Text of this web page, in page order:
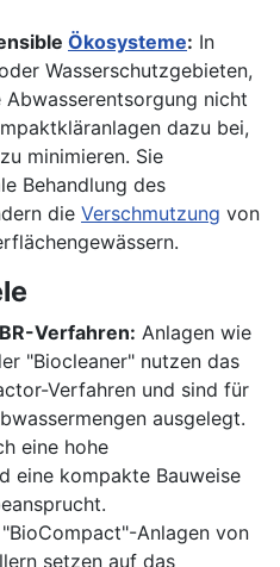
Ökosysteme: In
Wasserschutzgebieten,
Abwasserentsorgung nicht
dazu bei,
zu minimieren. Sie
Behandlung des
die Verschmutzung von
Verfahren: Anlagen wie
"Biocleaner" nutzen das
Verfahren und sind für
ausgelegt.
eine hohe
eine kompakte Bauweise
Anlagen von
setzen auf das